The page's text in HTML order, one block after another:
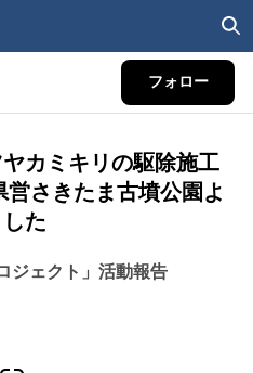
フォロー
カミキリの駆除施工
さきたま古墳公園よ
た
ジェクト」活動報告